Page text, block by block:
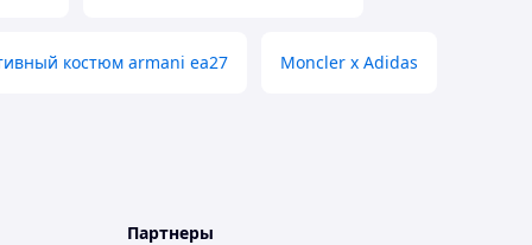
костюм armani ea27 Moncler x Adidas
Партнеры